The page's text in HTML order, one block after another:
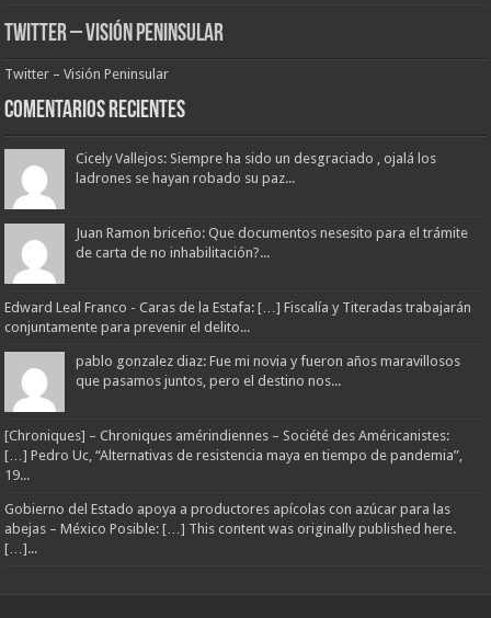
Twitter – Visión Peninsular
Twitter – Visión Peninsular
Comentarios Recientes
Cicely Vallejos: Siempre ha sido un desgraciado , ojalá los
ladrones se hayan robado su paz...
Juan Ramon briceño: Que documentos nesesito para el trámite
de carta de no inhabilitación?...
Edward Leal Franco - Caras de la Estafa: […] Fiscalía y Titeradas trabajarán
conjuntamente para prevenir el delito...
pablo gonzalez diaz: Fue mi novia y fueron años maravillosos
que pasamos juntos, pero el destino nos...
[Chroniques] – Chroniques amérindiennes – Société des Américanistes:
[…] Pedro Uc, “Alternativas de resistencia maya en tiempo de pandemia”,
19...
Gobierno del Estado apoya a productores apícolas con azúcar para las
abejas – México Posible: […] This content was originally published here.
[…]...